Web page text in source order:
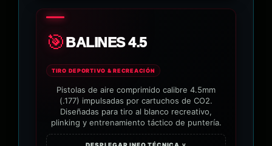
🎯BALINES 4.5
TIRO DEPORTIVO & RECREACIÓN
Pistolas de aire comprimido calibre 4.5mm
(.177) impulsadas por cartuchos de CO2.
Diseñadas para tiro al blanco recreativo,
plinking y entrenamiento táctico de puntería.